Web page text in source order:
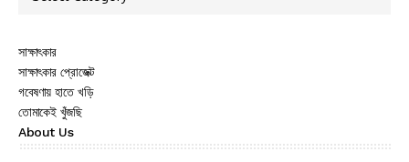
সাক্ষাৎকার
সাক্ষাৎকার প্রোজেক্ট
গবেষণায় হাতে খড়ি
তোমাকেই খুঁজছি
About Us